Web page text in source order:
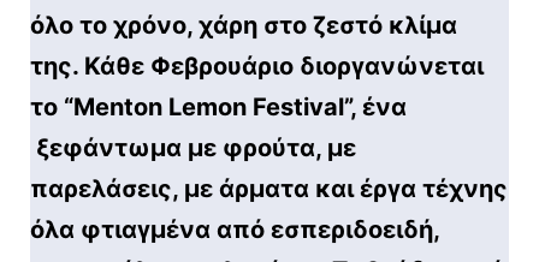
όλο το χρόνο, χάρη στο ζεστό κλίμα
της. Κάθε Φεβρουάριο διοργανώνεται
το “Menton Lemon Festival”, ένα
ξεφάντωμα με φρούτα, με
παρελάσεις, με άρματα και έργα τέχνης
όλα φτιαγμένα από εσπεριδοειδή,